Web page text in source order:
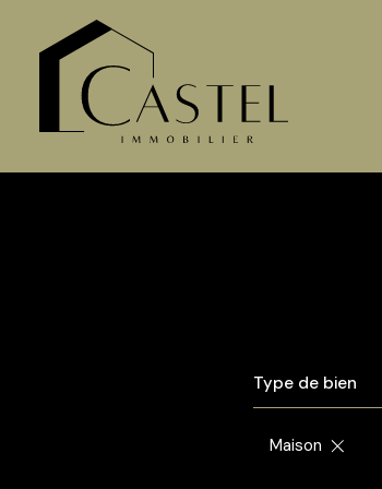
Type de bien
Maison